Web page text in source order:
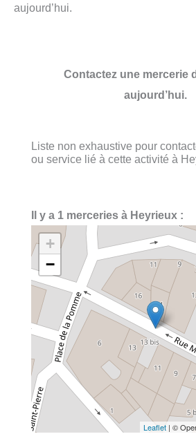
aujourd’hui.
Contactez une mercerie
aujourd’hui.
Liste non exhaustive pour
ou service lié à cette activité à
Il y a 1 merceries à Heyrieux :
+
−
Leaflet | ©